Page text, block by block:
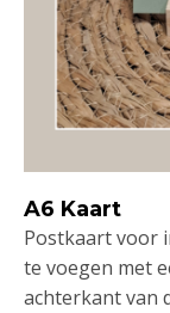
A6 Kaart
Postkaart voor
te voegen met
achterkant van